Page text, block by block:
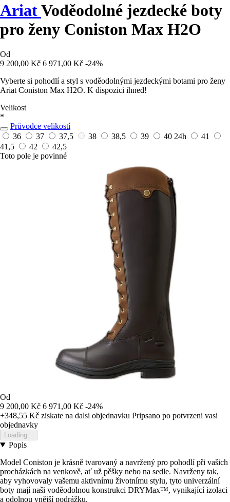
AriatVoděodolné jezdecké boty
pro ženy Coniston Max H2O
Od
9 200,00 Kč 6 971,00 Kč -24%
Vyberte si pohodlí a styl s voděodolnými jezdeckými botami pro ženy
Ariat Coniston Max H2O. K dispozici ihned!
Velikost
*
Průvodce velikostí
36
37 37,5 38 38,5 39 40 24h
41
41,5
42
42,5
Toto pole je povinné
Od
9 200,00 Kč 6 971,00 Kč -24%
+348,55 Kč ziskate na dalsi objednavku Pripsano po potvrzeni vasi
objednavky
Loading...
Popis
Model Coniston je krásně tvarovaný a navržený pro pohodlí při vašich
procházkách na venkově, ať už pěšky nebo na sedle. Navrženy tak,
aby vyhovovaly vašemu aktivnímu životnímu stylu, tyto univerzální
boty mají naši voděodolnou konstrukci DRYMax™, vynikající izolaci
a odolnou vnější podrážku.